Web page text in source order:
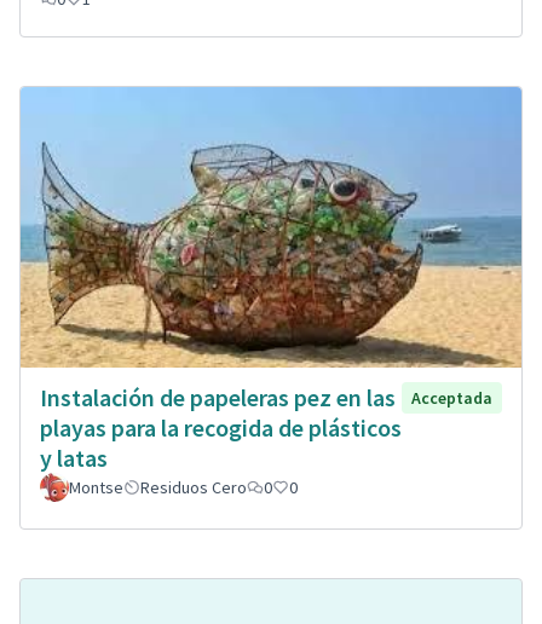
Instalación de papeleras pez en las
playas para la recogida de plásticos
y latas
Acceptada
Montse Residuos Cero 0 0